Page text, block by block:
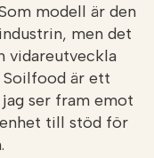
modell är den
men det
vidareutveckla
Soilfood är ett
ser fram emot
till stöd för